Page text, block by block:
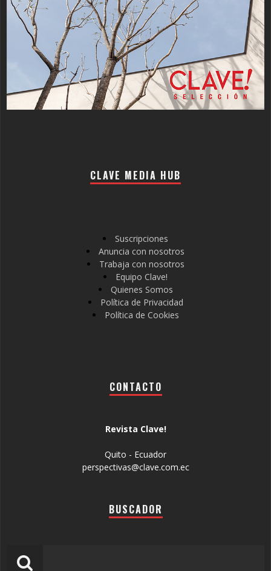
CLAVE MEDIA HUB
Suscripciones
Anuncia con nosotros
Trabaja con nosotros
Equipo Clave!
Quienes Somos
Política de Privacidad
Política de Cookies
CONTACTO
Revista Clave!
Quito - Ecuador
perspectivas@clave.com.ec
BUSCADOR